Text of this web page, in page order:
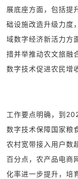
展底座方面，包括提
础设施改造升级力度
域数字经济新活力方
措并举推动农文旅融
数字技术促进农民增
工作要点明确，到
数字技术保障国家粮
农村宽带接入用户数
百分点，农产品电商
化率进一步提升，培